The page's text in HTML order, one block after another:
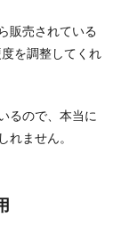
販売されている
を調整してくれ
るので、本当に
れません。